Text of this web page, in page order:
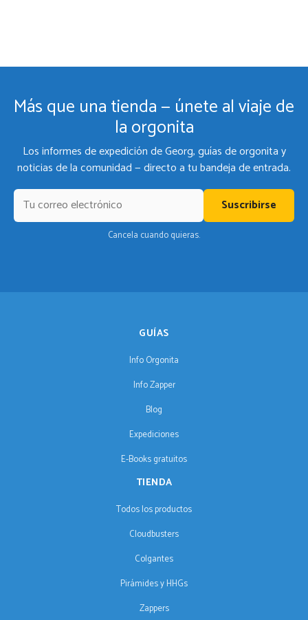
Más que una tienda — únete al viaje de
la orgonita
Los informes de expedición de Georg, guías de orgonita y
noticias de la comunidad — directo a tu bandeja de entrada.
Suscribirse
Cancela cuando quieras.
GUÍAS
Info Orgonita
Info Zapper
Blog
Expediciones
E-Books gratuitos
TIENDA
Todos los productos
Cloudbusters
Colgantes
Pirámides y HHGs
Zappers